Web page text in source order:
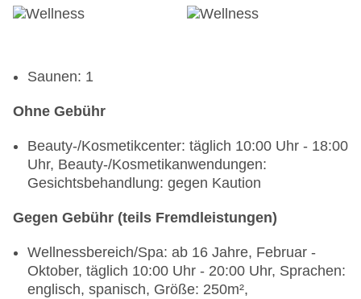
Saunen: 1
Ohne Gebühr
Beauty-/Kosmetikcenter: täglich 10:00 Uhr - 18:00
Uhr, Beauty-/Kosmetikanwendungen:
Gesichtsbehandlung: gegen Kaution
Gegen Gebühr (teils Fremdleistungen)
Wellnessbereich/Spa: ab 16 Jahre, Februar -
Oktober, täglich 10:00 Uhr - 20:00 Uhr, Sprachen:
englisch, spanisch, Größe: 250m²,